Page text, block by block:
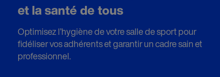
et la santé de tous
Optimisez l’hygiène de votre salle de sport pour
fidéliser vos adhérents et garantir un cadre sain et
professionnel.